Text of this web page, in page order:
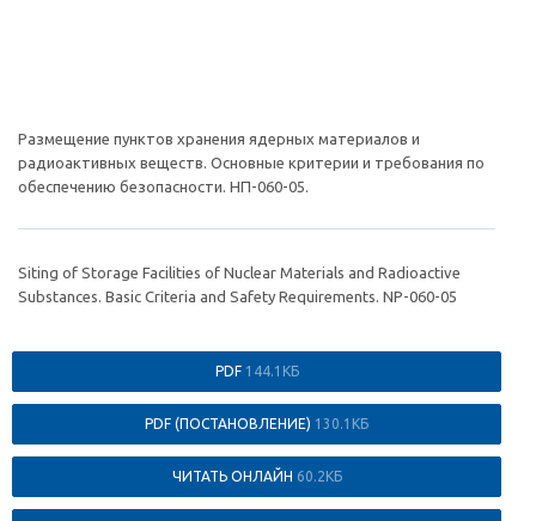
Размещение пунктов хранения ядерных материалов и
радиоактивных веществ. Основные критерии и требования по
обеспечению безопасности. НП-060-05.
Siting of Storage Facilities of Nuclear Materials and Radioactive
Substances. Basic Criteria and Safety Requirements. NP-060-05
PDF 144.1КБ
PDF (ПОСТАНОВЛЕНИЕ) 130.1КБ
ЧИТАТЬ ОНЛАЙН 60.2КБ